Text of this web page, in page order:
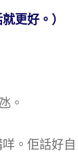
更好。）
。
。佢話好自